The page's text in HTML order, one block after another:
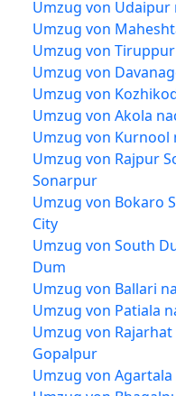
Umzug von
Umzug von
Umzug von
Umzug von
Umzug von
Umzug von Akola
Umzug von Kurnool
Umzug von Rajpur
Sonarpur
Umzug von Bokaro
City
Umzug von South
Dum
Umzug von Ballari
Umzug von Patiala
Umzug von
Gopalpur
Umzug von